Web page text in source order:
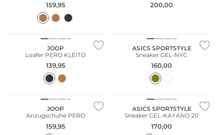
159,95 200,00
JOOP
Loafer PERO KLEITO
139,95
ASICS SPORTSTYLE
Sneaker GEL-NYC
160,00
JOOP
Anzugschuhe PERO
159,95
ASICS SPORTSTYLE
Sneaker GEL-KAYANO 20
170,00